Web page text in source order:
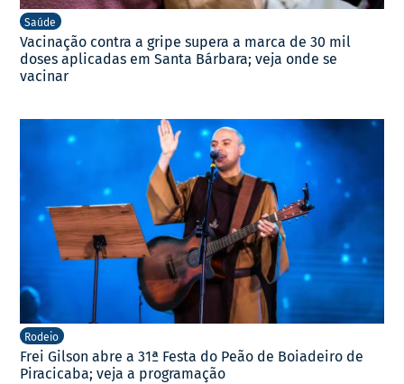
Saúde
Vacinação contra a gripe supera a marca de 30 mil
doses aplicadas em Santa Bárbara; veja onde se
vacinar
Rodeio
Frei Gilson abre a 31ª Festa do Peão de Boiadeiro de
Piracicaba; veja a programação